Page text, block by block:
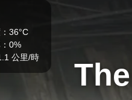
36°C
0%
公里/時